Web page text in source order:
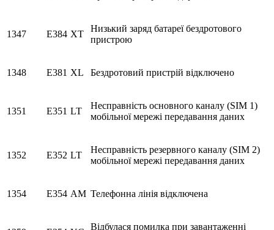
1347 E384 XT
Низький заряд батареї бездротового
пристрою
1348 E381 XL Бездротовий пристрій відключено
1351 E351 LT
Несправність основного каналу (SIM 1)
мобільної мережі передавання даних
1352 E352 LT
Несправність резервного каналу (SIM 2)
мобільної мережі передавання даних
1354 E354 AM Телефонна лінія відключена
Відбулася помилка при завантаженні